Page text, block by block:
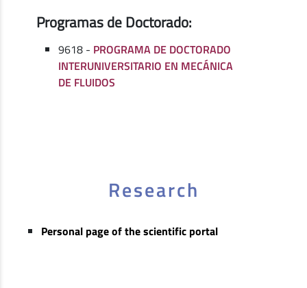
Programas de Doctorado:
9618 - PROGRAMA DE DOCTORADO
INTERUNIVERSITARIO EN MECÁNICA
DE FLUIDOS
Research
Personal page of the scientific portal